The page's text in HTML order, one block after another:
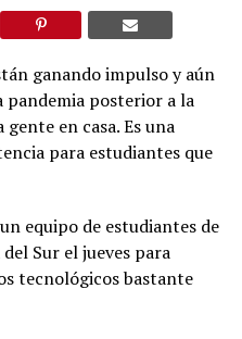
ganando impulso y aún
pandemia posterior a la
en casa. Es una
para estudiantes que
equipo de estudiantes de
Sur el jueves para
tecnológicos bastante